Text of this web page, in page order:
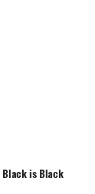
is Black